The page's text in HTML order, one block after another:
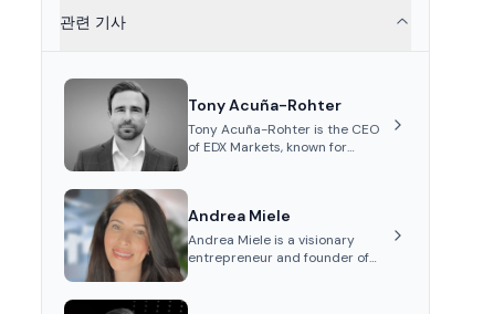
관련 기사
Tony Acuña-Rohter
Tony Acuña-Rohter is the CEO
of EDX Markets, known for
after roles at CME Group and
Cboe Digital—he emphasizes
integrating crypto markets with
traditional finance.
Andrea Miele
Andrea Miele is a visionary
entrepreneur and founder of